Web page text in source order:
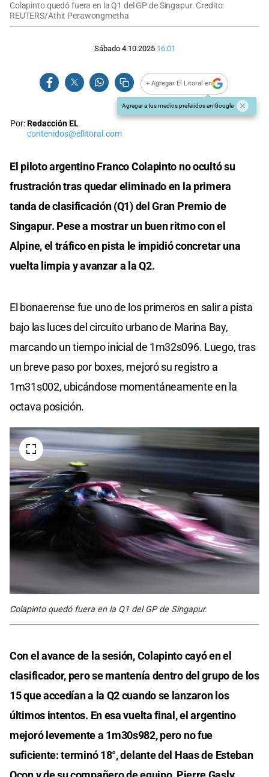
Colapinto quedó fuera en la Q1 del GP de Singapur. Credito:
REUTERS/Athit Perawongmetha
Sábado 4.10.2025 16:01
+ Agregar El Litoral en
Agregar a tus medios preferidos en Google
Por:Redacción EL
contenidos@ellitoral.com
El piloto argentino Franco Colapinto no ocultó su
frustración tras quedar eliminado en la primera
tanda de clasificación (Q1) del Gran Premio de
Singapur. Pese a mostrar un buen ritmo con el
Alpine, el tráfico en pista le impidió concretar una
vuelta limpia y avanzar a la Q2.
El bonaerense fue uno de los primeros en salir a pista
bajo las luces del circuito urbano de Marina Bay,
marcando un tiempo inicial de 1m32s096. Luego, tras
un breve paso por boxes, mejoró su registro a
1m31s002, ubicándose momentáneamente en la
octava posición.
Colapinto quedó fuera en la Q1 del GP de Singapur.
Con el avance de la sesión, Colapinto cayó en el
clasificador, pero se mantenía dentro del grupo de los
15 que accedían a la Q2 cuando se lanzaron los
últimos intentos. En esa vuelta final, el argentino
mejoró levemente a 1m30s982, pero no fue
suficiente: terminó 18°, delante del Haas de Esteban